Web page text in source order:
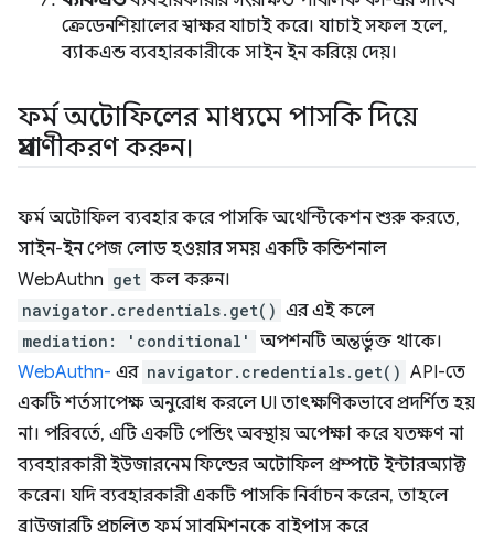
ক্রেডেনশিয়ালের স্বাক্ষর যাচাই করে। যাচাই সফল হলে,
ব্যাকএন্ড ব্যবহারকারীকে সাইন ইন করিয়ে দেয়।
ফর্ম অটোফিলের মাধ্যমে পাসকি দিয়ে
প্রমাণীকরণ করুন।
ফর্ম অটোফিল ব্যবহার করে পাসকি অথেন্টিকেশন শুরু করতে,
সাইন-ইন পেজ লোড হওয়ার সময় একটি কন্ডিশনাল
WebAuthn get কল করুন।
navigator.credentials.get() এর এই কলে
mediation: 'conditional'
অপশনটি অন্তর্ভুক্ত থাকে।
WebAuthn- এর navigator.credentials.get() API-তে
একটি শর্তসাপেক্ষ অনুরোধ করলে UI তাৎক্ষণিকভাবে প্রদর্শিত হয়
না। পরিবর্তে, এটি একটি পেন্ডিং অবস্থায় অপেক্ষা করে যতক্ষণ না
ব্যবহারকারী ইউজারনেম ফিল্ডের অটোফিল প্রম্পটে ইন্টারঅ্যাক্ট
করেন। যদি ব্যবহারকারী একটি পাসকি নির্বাচন করেন, তাহলে
ব্রাউজারটি প্রচলিত ফর্ম সাবমিশনকে বাইপাস করে